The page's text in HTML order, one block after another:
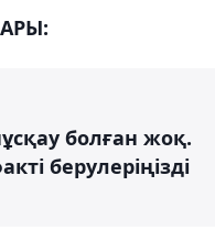
болған жоқ.
берулеріңізді